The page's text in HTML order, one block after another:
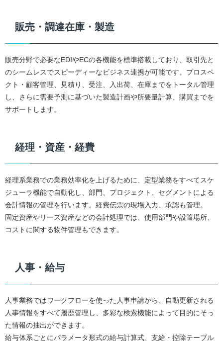
販売・調達在庫・製造
販売分野で必要なEDIやECの各機能を標準搭載しており、取引先と
のシームレスでスピーディーなビジネス連携が可能です。プロスペ
クト・顧客管理、見積り、受注、入出荷、在庫までをトータル管理
し、さらに需要予測に基づいた製造計画や所要量計算、購買までを
サポートします。
経理・資産・経費
経理系業務での業務効率化を上げるために、定型業務をすべてスケ
ジューラ機能で自動化し、部門、プロジェクト、セグメントによる
会計情報の管理を行います。経費伝票の現場入力、承認も管理。
固定資産やリース資産などの会計処理では、使用部門や設置場所、
コストに関する物件管理もできます。
人事・給与
人事業務ではワークフローを使った人事申請から、自動更新される
人事情報をすべて履歴管理し、多彩な検索機能によって目的にそっ
た情報の抽出ができます。
給与体系ごとにパラメータ形式の給与計算式、支給・控除テーブル